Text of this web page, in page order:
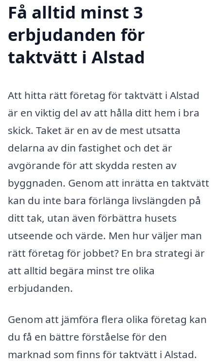
Få alltid minst 3
erbjudanden för
taktvätt i Alstad
Att hitta rätt företag för taktvätt i Alstad
är en viktig del av att hålla ditt hem i bra
skick. Taket är en av de mest utsatta
delarna av din fastighet och det är
avgörande för att skydda resten av
byggnaden. Genom att inrätta en taktvätt
kan du inte bara förlänga livslängden på
ditt tak, utan även förbättra husets
utseende och värde. Men hur väljer man
rätt företag för jobbet? En bra strategi är
att alltid begära minst tre olika
erbjudanden.
Genom att jämföra flera olika företag kan
du få en bättre förståelse för den
marknad som finns för taktvätt i Alstad.